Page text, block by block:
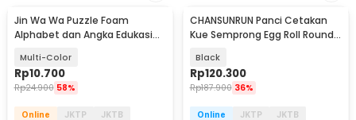
Jin Wa Wa Puzzle Foam
Alphabet dan Angka Edukasi
Multi-Color
Rp10.700
Rp24.900 58%
Online JKTP
JKTB
CHANSUNRUN Panci Cetakan
Kue Semprong Egg Roll Round
Black
Rp120.300
Rp187.900 36%
Online JKTP
JKTB